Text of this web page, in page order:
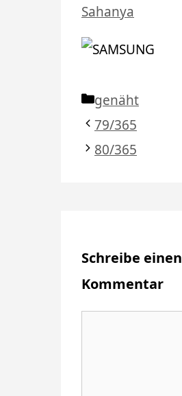
Sahanya
Kategorien
genäht
79/365
80/365
Schreibe einen
Kommentar